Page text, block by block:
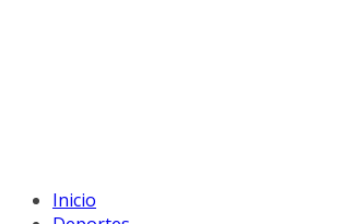
Inicio